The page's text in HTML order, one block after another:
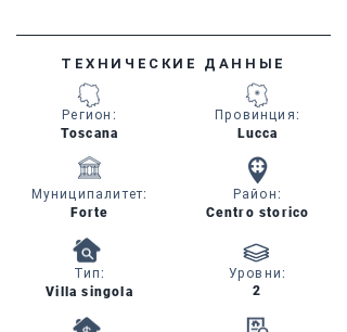
ТЕХНИЧЕСКИЕ ДАННЫЕ
Регион :
Toscana
Lucca
Провинция:
Муниципалитет:
Forte
Район:
Centro storico
Тип:
Villa singola
Уровни:
2